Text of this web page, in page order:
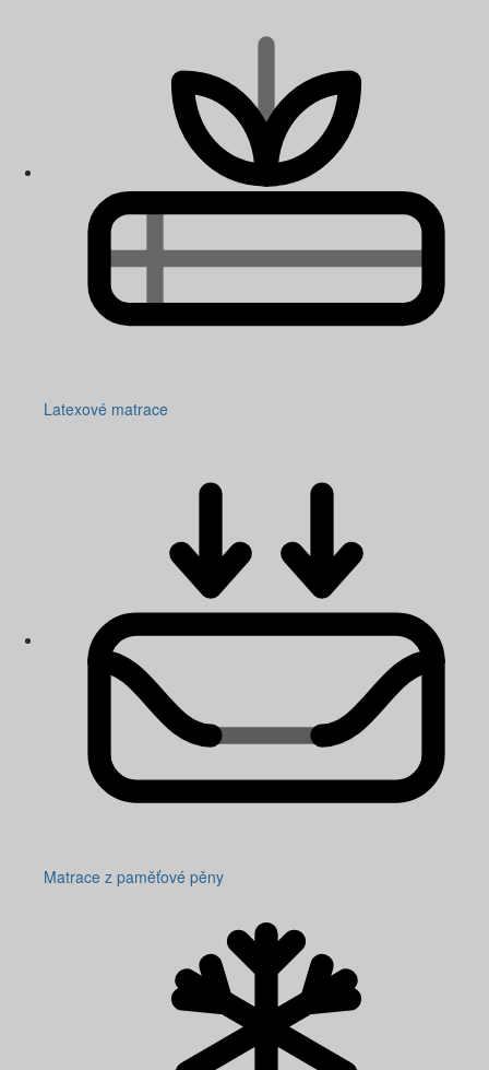
Latexové matrace
Matrace z paměťové pěny